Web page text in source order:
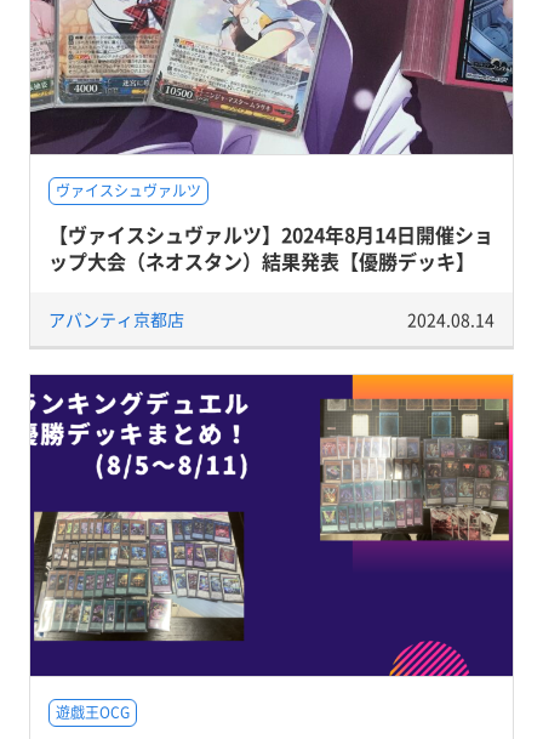
ヴァイスシュヴァルツ
【ヴァイスシュヴァルツ】2024年8月14日開催ショ
ップ大会（ネオスタン）結果発表【優勝デッキ】
アバンティ京都店 2024.08.14
遊戯王OCG